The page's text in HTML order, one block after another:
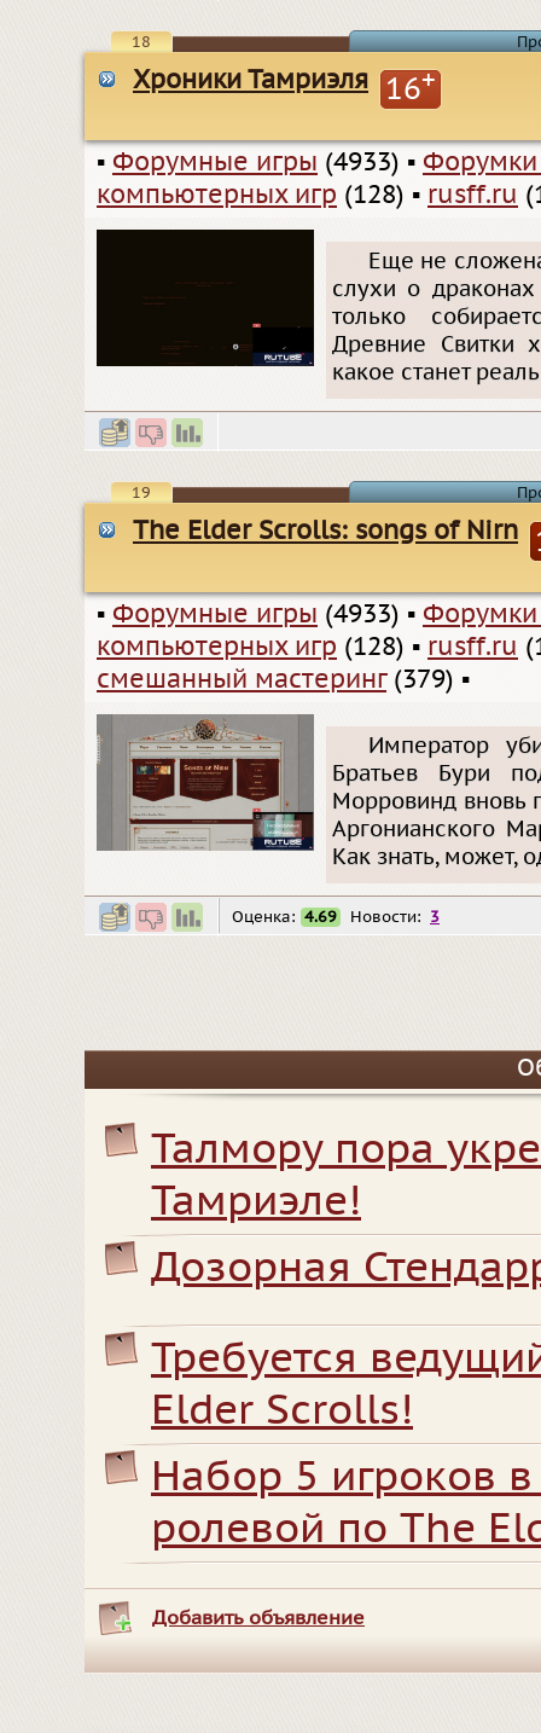
18
Хроники Тамриэля 16+
▪ Форумные игры (4933) ▪
компьютерных игр (128) ▪ rusff.ru
Еще не
слухи о
только
Древние Свитки
какое станет
19
The Elder Scrolls: songs of Nirn
▪ Форумные игры (4933) ▪
компьютерных игр (128) ▪ rusff.ru
смешанный мастеринг(379) ▪
Император
Братьев Бури
Морровинд вновь
Аргонианского
Как знать, может,
Оценка: 4.69 Новости: 3
Талмору пора
Тамриэле!
Дозорная
Требуется
Elder Scrolls!
Набор 5 игроков
ролевой по The
Добавить объявление